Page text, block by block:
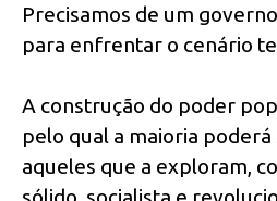
Precisamos de um
para enfrentar o cenário
A construção do poder
pelo qual a maioria
aqueles que a exploram,